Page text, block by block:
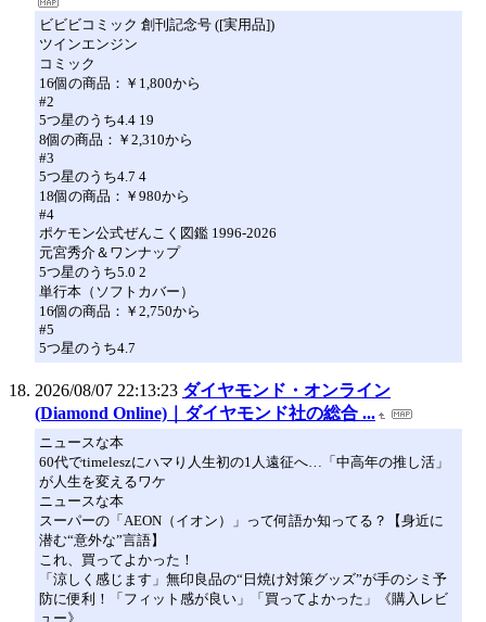
ビビビコミック 創刊記念号 ([実用品])
ツインエンジン
コミック
16個の商品：￥1,800から
#2
5つ星のうち4.4 19
8個の商品：￥2,310から
#3
5つ星のうち4.7 4
18個の商品：￥980から
#4
ポケモン公式ぜんこく図鑑 1996-2026
元宮秀介＆ワンナップ
5つ星のうち5.0 2
単行本（ソフトカバー）
16個の商品：￥2,750から
#5
5つ星のうち4.7
2026/08/07 22:13:23 ダイヤモンド・オンライン
(Diamond Online)｜ダイヤモンド社の総合 ...
ニュースな本
60代でtimeleszにハマり人生初の1人遠征へ…「中高年の推し活」
が人生を変えるワケ
ニュースな本
スーパーの「AEON（イオン）」って何語か知ってる？【身近に
潜む“意外な”言語】
これ、買ってよかった！
「涼しく感じます」無印良品の“日焼け対策グッズ”が手のシミ予
防に便利！「フィット感が良い」「買ってよかった」《購入レビ
ュー》